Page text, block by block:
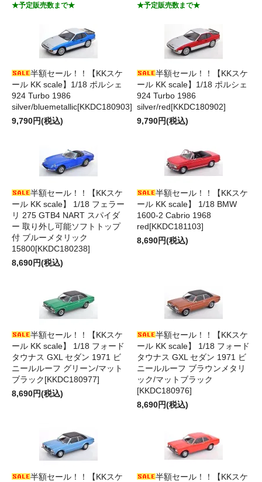
★予定販売数まで★ ★予定販売数まで★
半額セール！！【KKスケ
ール KK scale】1/18 ポルシェ
924 Turbo 1986
silver/bluemetallic[KKDC180903]
9,790円(税込)
半額セール！！【KKスケ
ール KK scale】1/18 ポルシェ
924 Turbo 1986
silver/red[KKDC180902]
9,790円(税込)
半額セール！！【KKスケ
ール KK scale】 1/18 フェラー
リ 275 GTB4 NART スパイダ
ー 取り外し可能ソフトトップ
付 ブルーメタリック
15800[KKDC180238]
8,690円(税込)
半額セール！！【KKスケ
ール KK scale】 1/18 BMW
1600-2 Cabrio 1968
red[KKDC181103]
8,690円(税込)
半額セール！！【KKスケ
ール KK scale】 1/18 フォード
タウナス GXL セダン 1971 ビ
ニールルーフ グリーン/マット
ブラック[KKDC180977]
8,690円(税込)
半額セール！！【KKスケ
ール KK scale】 1/18 フォード
タウナス GXL セダン 1971 ビ
ニールルーフ ブラウンメタリ
ック/マットブラック
[KKDC180976]
8,690円(税込)
半額セール！！【KKスケ
半額セール！！【KKスケ